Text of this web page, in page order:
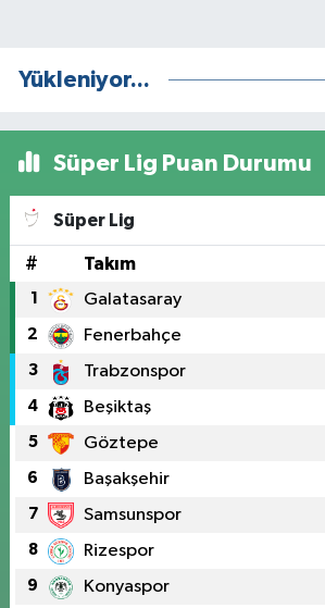
Yükleniyor...
Süper Lig Puan Durumu
Süper Lig
# Takım
1 Galatasaray
2 Fenerbahçe
3 Trabzonspor
4 Beşiktaş
5 Göztepe
6 Başakşehir
7 Samsunspor
8 Rizespor
9 Konyaspor